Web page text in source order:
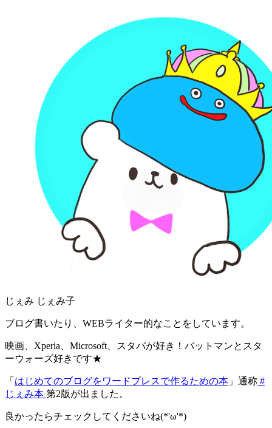
じぇみ じぇみ子
ブログ書いたり、WEBライター的なことをしています。
映画、Xperia、Microsoft、スタバが好き！バットマンとスタ
ーウォーズ好きです★
「 はじめてのブログをワードプレスで作るための本 」通称 #
じぇみ本 第2版が出ました。
良かったらチェックしてくださいね(*'ω'*)